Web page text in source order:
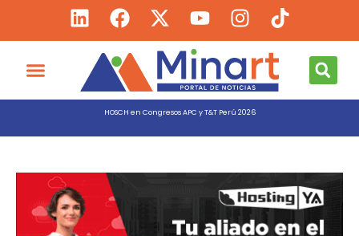
HOSCH en Congresos APC y T&T Perú 2026